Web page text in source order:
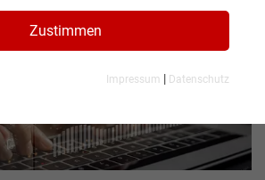
Zustimmen
Impressum | Datenschutz